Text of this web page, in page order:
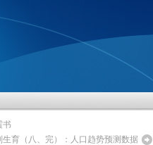
书
生育（八、完）：人口趋势预测数据